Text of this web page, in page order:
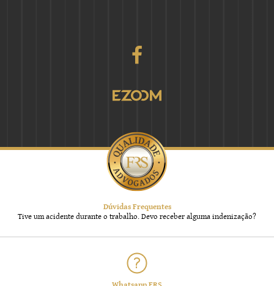
Dúvidas Frequentes
Tive um acidente durante o trabalho. Devo receber alguma indenização?